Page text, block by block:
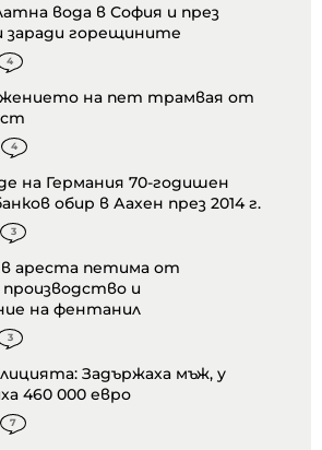
вода в София и през
заради горещините
4
на пет трамвая от
4
на Германия 70-годишен
обир в Аахен през 2014 г.
3
ареста петима от
и
на фентанил
3
Задържаха мъж, у
460 000 евро
7